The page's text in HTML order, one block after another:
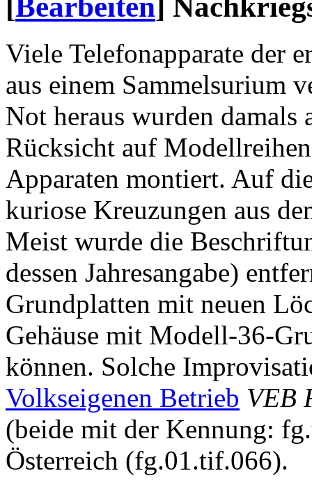
Bearbeiten
Viele Telefonapparate der
aus einem Sammelsurium
Not heraus wurden damals
Rücksicht auf
Apparaten montiert. Auf
kuriose Kreuzungen aus
Meist wurde die
dessen Jahresangabe)
Grundplatten mit neuen
Gehäuse mit Modell-36-
können. Solche
Volkseigenen Betrieb VEB
(beide mit der Kennung:
Österreich (fg.01.tif.066).